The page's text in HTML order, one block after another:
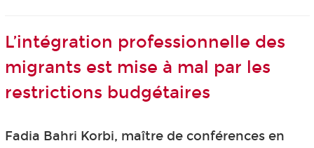
L’intégration professionnelle des
migrants est mise à mal par les
restrictions budgétaires
Fadia Bahri Korbi, maître de conférences en